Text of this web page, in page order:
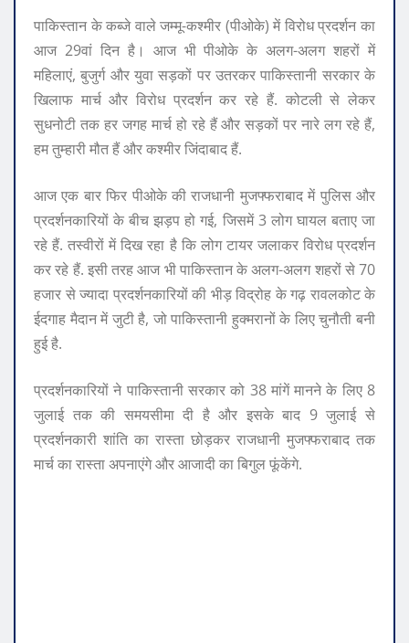
पाकिस्तान के कब्जे वाले जम्मू-कश्मीर (पीओके) में विरोध प्रदर्शन का
आज 29वां दिन है। आज भी पीओके के अलग-अलग शहरों में
महिलाएं, बुजुर्ग और युवा सड़कों पर उतरकर पाकिस्तानी सरकार के
खिलाफ मार्च और विरोध प्रदर्शन कर रहे हैं. कोटली से लेकर
सुधनोटी तक हर जगह मार्च हो रहे हैं और सड़कों पर नारे लग रहे हैं,
हम तुम्हारी मौत हैं और कश्मीर जिंदाबाद हैं.
आज एक बार फिर पीओके की राजधानी मुजफ्फराबाद में पुलिस और
प्रदर्शनकारियों के बीच झड़प हो गई, जिसमें 3 लोग घायल बताए जा
रहे हैं. तस्वीरों में दिख रहा है कि लोग टायर जलाकर विरोध प्रदर्शन
कर रहे हैं. इसी तरह आज भी पाकिस्तान के अलग-अलग शहरों से 70
हजार से ज्यादा प्रदर्शनकारियों की भीड़ विद्रोह के गढ़ रावलकोट के
ईदगाह मैदान में जुटी है, जो पाकिस्तानी हुक्मरानों के लिए चुनौती बनी
हुई है.
प्रदर्शनकारियों ने पाकिस्तानी सरकार को 38 मांगें मानने के लिए 8
जुलाई तक की समयसीमा दी है और इसके बाद 9 जुलाई से
प्रदर्शनकारी शांति का रास्ता छोड़कर राजधानी मुजफ्फराबाद तक
मार्च का रास्ता अपनाएंगे और आजादी का बिगुल फूंकेंगे.